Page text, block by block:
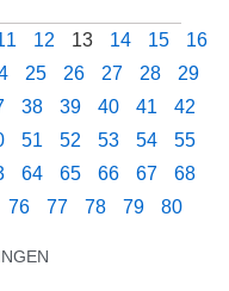
12 13 14 15
16
25 26 27 28
29
38 39 40 41
42
51 52 53 54
55
64 65 66 67
68
76 77 78 79 80